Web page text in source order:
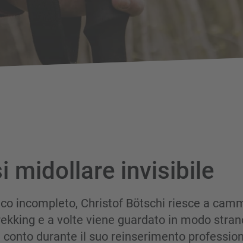
midollare invisibile
incompleto, Christof Bötschi riesce a
e a volte viene guardato in modo
durante il suo reinserimento